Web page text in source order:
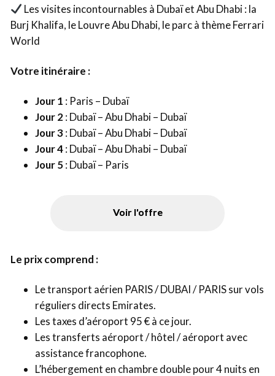
Les visites incontournables à Dubaï et Abu Dhabi : la
Burj Khalifa, le Louvre Abu Dhabi, le parc à thème Ferrari
World
Votre itinéraire :
Jour 1 : Paris – Dubaï
Jour 2: Dubaï – Abu Dhabi – Dubaï
Jour 3: Dubaï – Abu Dhabi – Dubaï
Jour 4: Dubaï – Abu Dhabi – Dubaï
Jour 5 : Dubaï – Paris
Voir l'offre
Le prix comprend :
Le transport aérien PARIS / DUBAI / PARIS sur vols
réguliers directs Emirates.
Les taxes d’aéroport 95 € à ce jour.
Les transferts aéroport / hôtel / aéroport avec
assistance francophone.
L’hébergement en chambre double pour 4 nuits en